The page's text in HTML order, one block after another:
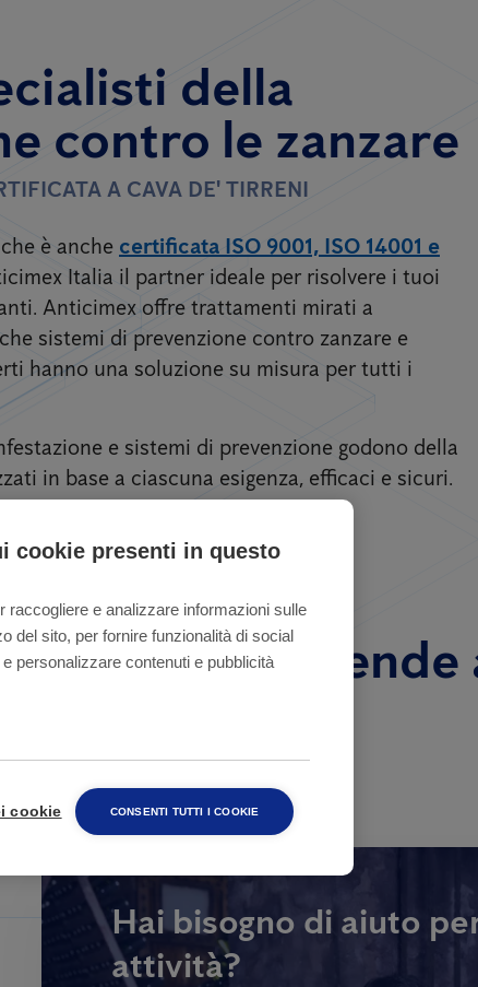
della
contro le zanzare
A CAVA DE' TIRRENI
è anche certificata ISO 9001, ISO 14001 e
Italia il partner ideale per risolvere i tuoi
Anticimex offre trattamenti mirati a
sistemi di prevenzione contro zanzare e
hanno una soluzione su misura per tutti i
e sistemi di prevenzione godono della
in base a ciascuna esigenza, efficaci e sicuri.
privati ​​e aziende
Hai bisogno di aiuto
attività?
cookie presenti in questo
raccogliere e analizzare informazioni sulle
del sito, per fornire funzionalità di social
personalizzare contenuti e pubblicità
cookie CONSENTI TUTTI I COOKIE